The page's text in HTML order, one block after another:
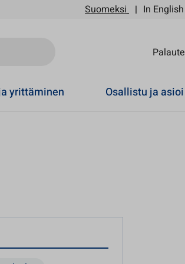
Suomeksi In English
Palaute
yrittäminen Osallistu ja asioi